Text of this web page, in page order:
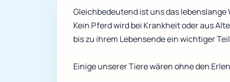
Gleichbedeutend ist uns das
Kein Pferd wird bei Krankheit oder aus
bis zu ihrem Lebensende ein wichtiger
Einige unserer Tiere wären ohne den